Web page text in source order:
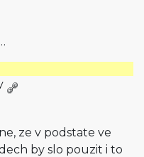
ze v podstate ve
by slo pouzit i to